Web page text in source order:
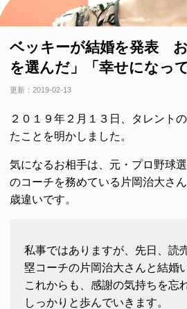
ベッキーが結婚を発表
を選んだ」「幸せになっ
更新： 2019-02-13
２０１９年２月１３日、タレント
たことを明かしました。
気になるお相手は、元・プロ野球
のコーチを務めている片岡治大さ
歳違いです。
私事ではありますが、先日、読
塁コーチの片岡治大さんと結婚
これからも、感謝の気持ちを忘
しっかりと歩んでいきます。